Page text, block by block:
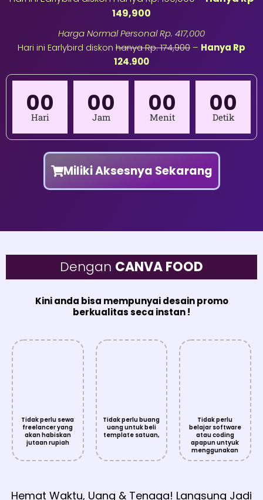
149,900
Harga Normal Personal Rp. 417,000
Hari ini Earlybird diskon hanya Rp. 174,900 – Hanya Rp
124.900
00
Hari 00
Jam 00
Menit 00
Detik
Miliki Aksesnya Sekarang
Dengan CANVA FOOD
Kini anda bisa mempunyai desain promo
berkualitas seca instan !
Tidak perlu sewa
freelancer yang
akan habiskan
jutaan rupiah
Tidak perlu buang
uang untuk beli
template satuan,
Tidak perlu
belajar software
atau coding
apapun untyuk
menggunakan
Hemat Waktu, Uang & Tenaga! Langsung Jadi